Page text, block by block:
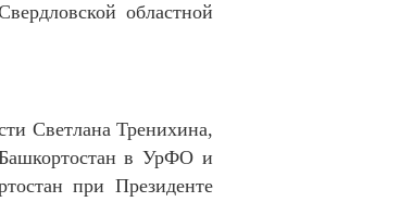
областной
Светлана Тренихина,
в УрФО и
при Президенте